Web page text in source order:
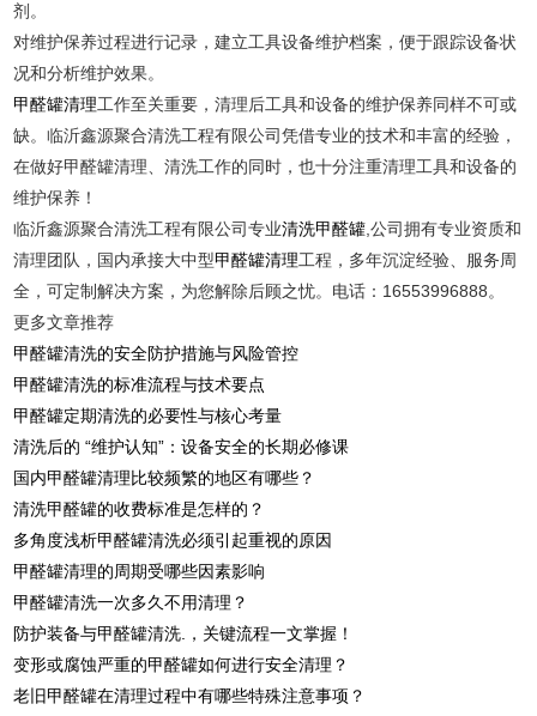
剂。
对维护保养过程进行记录，建立工具设备维护档案，便于跟踪设备状
况和分析维护效果。
甲醛罐清理工作至关重要，清理后工具和设备的维护保养同样不可或
缺。临沂鑫源聚合清洗工程有限公司凭借专业的技术和丰富的经验，
在做好甲醛罐清理、清洗工作的同时，也十分注重清理工具和设备的
维护保养！
临沂鑫源聚合清洗工程有限公司专业清洗甲醛罐 ,公司拥有专业资质和
清理团队，国内承接大中型甲醛罐清理工程，多年沉淀经验、服务周
全，可定制解决方案，为您解除后顾之忧。电话：16553996888。
更多文章推荐
甲醛罐清洗的安全防护措施与风险管控
甲醛罐清洗的标准流程与技术要点
甲醛罐定期清洗的必要性与核心考量
清洗后的 “维护认知”：设备安全的长期必修课
国内甲醛罐清理比较频繁的地区有哪些？
清洗甲醛罐的收费标准是怎样的？
多角度浅析甲醛罐清洗必须引起重视的原因
甲醛罐清理的周期受哪些因素影响
甲醛罐清洗一次多久不用清理？
防护装备与甲醛罐清洗.，关键流程一文掌握！
变形或腐蚀严重的甲醛罐如何进行安全清理？
老旧甲醛罐在清理过程中有哪些特殊注意事项？